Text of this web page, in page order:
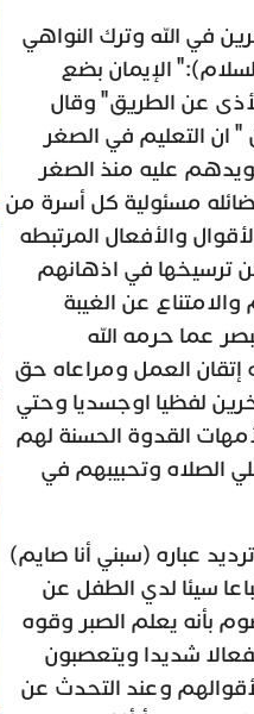
في الله وترك النواهي
الإيمان بضع
عن الطريق" وقال
ان التعليم في الصغر
عليه منذ الصغر
مسئولية كل أسرة من
والأفعال المرتبطه
ترسيخها في اذهانهم
عن الغيبة
عما حرمه الله
إتقان العمل ومراعاه حق
لفظيا اوجسديا وحتي
القدوة الحسنة لهم
الصلاه وتحبيبهم في
عباره (سبني أنا صايم)
سيئا لدي الطفل عن
بأنه يعلم الصبر وقوه
شديدا ويتعصبون
وعند التحدث عن